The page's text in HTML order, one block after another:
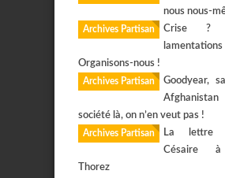
nous nous-
Archives Partisan
Crise ?
lamentations
Organisons-nous !
Archives Partisan
Goodyear,
société là, on n’en veut pas !
Archives Partisan
La lettre
Césaire
Thorez